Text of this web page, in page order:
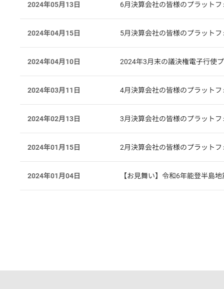
2024年05月13日 6月決算会社の皆様のプラット
2024年04月15日 5月決算会社の皆様のプラット
2024年04月10日 2024年3月末の議決権電子行使
2024年03月11日 4月決算会社の皆様のプラット
2024年02月13日 3月決算会社の皆様のプラット
2024年01月15日 2月決算会社の皆様のプラット
2024年01月04日 【お見舞い】令和6年能登半島